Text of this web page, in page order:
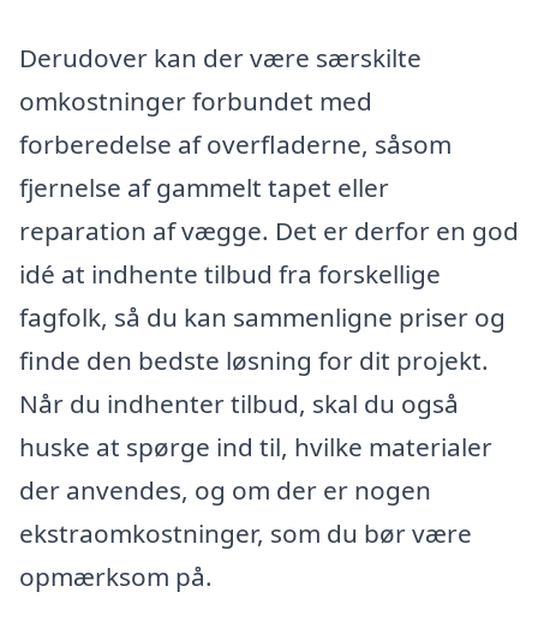
Derudover kan der være særskilte
omkostninger forbundet med
forberedelse af overfladerne, såsom
fjernelse af gammelt tapet eller
reparation af vægge. Det er derfor en god
idé at indhente tilbud fra forskellige
fagfolk, så du kan sammenligne priser og
finde den bedste løsning for dit projekt.
Når du indhenter tilbud, skal du også
huske at spørge ind til, hvilke materialer
der anvendes, og om der er nogen
ekstraomkostninger, som du bør være
opmærksom på.